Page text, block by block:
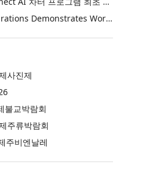
Power Integrations Demonstrates World’s First 2200 V GaN Technology for Next-Era High-Voltage Power Systems
사진제
불교박람회
주류박람회
주비엔날레